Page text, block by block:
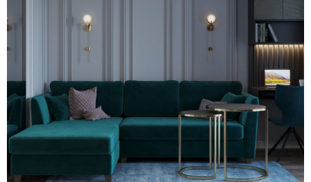
вьющиеся растения на стене
рядом с обеденным столом и
непередаваемо роскошный
большого комфортабельного
дивана в гостиной.
Множество декоративных
элементов, необычные
осветительные приборы и